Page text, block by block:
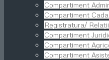
Compartiment
Compartiment
Registratura/
Compartiment
Compartiment
Compartiment